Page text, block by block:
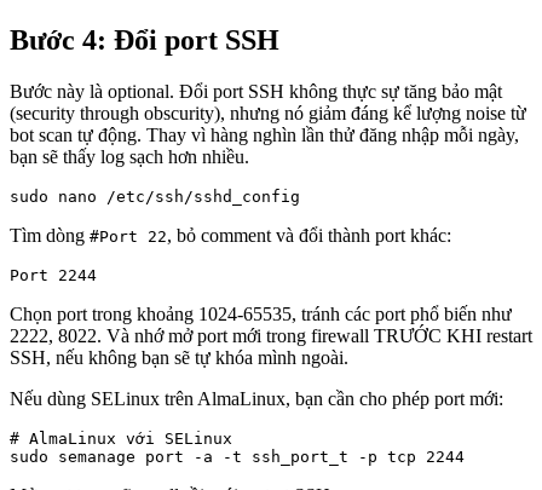
Bước 4: Đổi port SSH
Bước này là optional. Đổi port SSH không thực sự tăng bảo mật
(security through obscurity), nhưng nó giảm đáng kể lượng noise từ
bot scan tự động. Thay vì hàng nghìn lần thử đăng nhập mỗi ngày,
bạn sẽ thấy log sạch hơn nhiều.
sudo nano /etc/ssh/sshd_config
Tìm dòng #Port 22, bỏ comment và đổi thành port khác:
Port 2244
Chọn port trong khoảng 1024-65535, tránh các port phổ biến như
2222, 8022. Và nhớ mở port mới trong firewall TRƯỚC KHI restart
SSH, nếu không bạn sẽ tự khóa mình ngoài.
Nếu dùng SELinux trên AlmaLinux, bạn cần cho phép port mới:
# AlmaLinux với SELinux
sudo semanage port -a -t ssh_port_t -p tcp 2244